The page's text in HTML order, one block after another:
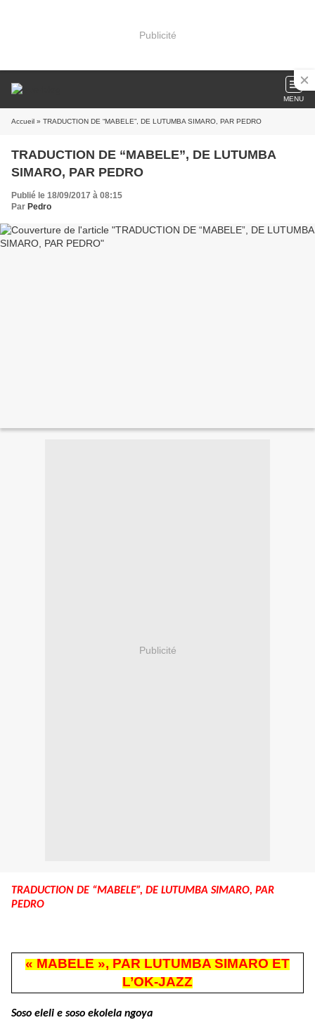
Publicité
MENU
Accueil » TRADUCTION DE “MABELE”, DE LUTUMBA SIMARO, PAR PEDRO
TRADUCTION DE “MABELE”, DE LUTUMBA
SIMARO, PAR PEDRO
Publié le 18/09/2017 à 08:15
Par Pedro
Publicité
TRADUCTION DE “MABELE”, DE LUTUMBA SIMARO, PAR
PEDRO
« MABELE », PAR LUTUMBA SIMARO ET
L’OK-JAZZ
Soso eleli e soso ekolela ngoya